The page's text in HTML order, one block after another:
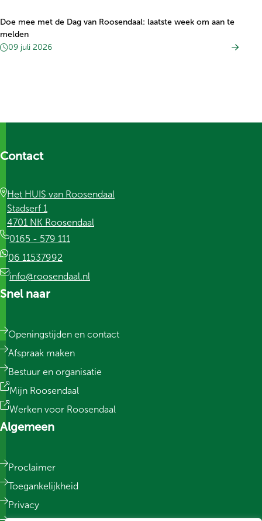
Doe mee met de Dag van Roosendaal: laatste week om aan te
melden
09 juli 2026
Contact
Het HUIS van Roosendaal
Stadserf 1
4701 NK Roosendaal
0165 - 579 111
06 11537992
info@roosendaal.nl
Snel naar
Openingstijden en contact
Afspraak maken
Bestuur en organisatie
Mijn Roosendaal
Werken voor Roosendaal
Algemeen
Proclaimer
Toegankelijkheid
Privacy